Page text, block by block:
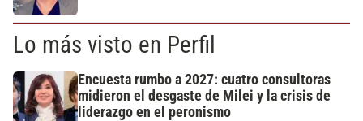
Lo más visto en Perfil
Encuesta rumbo a 2027: cuatro consultoras
midieron el desgaste de Milei y la crisis de
liderazgo en el peronismo